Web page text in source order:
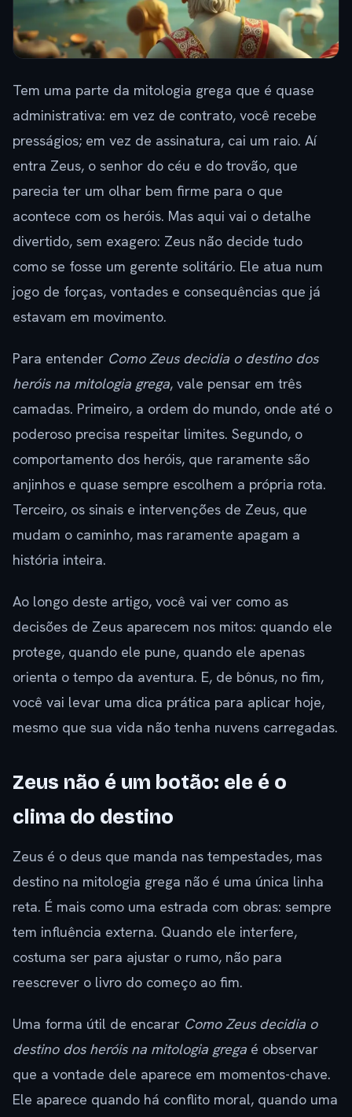
Tem uma parte da mitologia grega que é quase
administrativa: em vez de contrato, você recebe
presságios; em vez de assinatura, cai um raio. Aí
entra Zeus, o senhor do céu e do trovão, que
parecia ter um olhar bem firme para o que
acontece com os heróis. Mas aqui vai o detalhe
divertido, sem exagero: Zeus não decide tudo
como se fosse um gerente solitário. Ele atua num
jogo de forças, vontades e consequências que já
estavam em movimento.
Para entender Como Zeus decidia o destino dos
heróis na mitologia grega, vale pensar em três
camadas. Primeiro, a ordem do mundo, onde até o
poderoso precisa respeitar limites. Segundo, o
comportamento dos heróis, que raramente são
anjinhos e quase sempre escolhem a própria rota.
Terceiro, os sinais e intervenções de Zeus, que
mudam o caminho, mas raramente apagam a
história inteira.
Ao longo deste artigo, você vai ver como as
decisões de Zeus aparecem nos mitos: quando ele
protege, quando ele pune, quando ele apenas
orienta o tempo da aventura. E, de bônus, no fim,
você vai levar uma dica prática para aplicar hoje,
mesmo que sua vida não tenha nuvens carregadas.
Zeus não é um botão: ele é o
clima do destino
Zeus é o deus que manda nas tempestades, mas
destino na mitologia grega não é uma única linha
reta. É mais como uma estrada com obras: sempre
tem influência externa. Quando ele interfere,
costuma ser para ajustar o rumo, não para
reescrever o livro do começo ao fim.
Uma forma útil de encarar Como Zeus decidia o
destino dos heróis na mitologia grega é observar
que a vontade dele aparece em momentos-chave.
Ele aparece quando há conflito moral, quando uma